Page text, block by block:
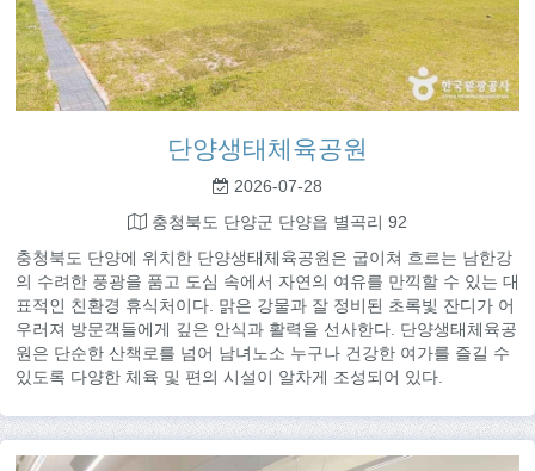
단양생태체육공원
2026-07-28
충청북도 단양군 단양읍 별곡리 92
충청북도 단양에 위치한 단양생태체육공원은 굽이쳐 흐르는 남한강
의 수려한 풍광을 품고 도심 속에서 자연의 여유를 만끽할 수 있는 대
표적인 친환경 휴식처이다. 맑은 강물과 잘 정비된 초록빛 잔디가 어
우러져 방문객들에게 깊은 안식과 활력을 선사한다. 단양생태체육공
원은 단순한 산책로를 넘어 남녀노소 누구나 건강한 여가를 즐길 수
있도록 다양한 체육 및 편의 시설이 알차게 조성되어 있다.